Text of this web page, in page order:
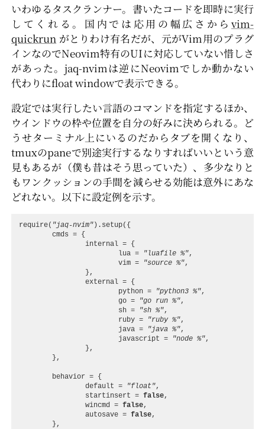
いわゆるタスクランナー。書いたコードを即時に実行
してくれる。国内では応用の幅広さから vim-
quickrun がとりわけ有名だが、元がVim用のプラグ
インなのでNeovim特有のUIに対応していない惜しさ
があった。jaq-nvimは逆にNeovimでしか動かない
代わりにfloat windowで表示できる。
設定では実行したい言語のコマンドを指定するほか、
ウインドウの枠や位置を自分の好みに決められる。ど
うせターミナル上にいるのだからタブを開くなり、
tmuxのpaneで別途実行するなりすればいいという意
見もあるが（僕も昔はそう思っていた）、多少なりと
もワンクッションの手間を減らせる効能は意外にあな
どれない。以下に設定例を示す。
require( "jaq-nvim"). setup({
cmds = {
internal = {
lua = "luafile %",
vim = "source %",
},
external = {
python = "python3 %",
go = "go run %",
sh = "sh %",
ruby = "ruby %",
java = "java %",
javascript = "node %",
},
},
behavior = {
default = "float",
startinsert = false,
wincmd
= false,
autosave = false,
},